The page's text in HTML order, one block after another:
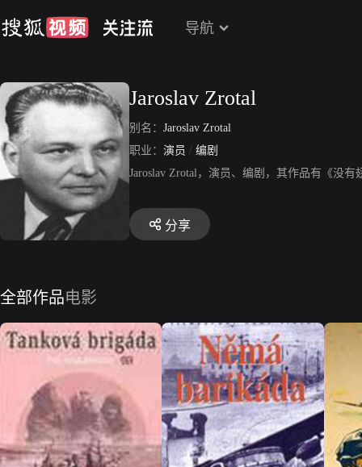
导航
Jaroslav Zrotal
别名： Jaroslav Zrotal
职业： 演员 / 编剧
Jaroslav Zrotal，演员、编剧，其作品有《没
分享
全部作品电影